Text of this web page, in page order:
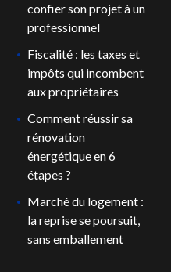
confier son projet à un
professionnel
Fiscalité : les taxes et
impôts qui incombent
aux propriétaires
Comment réussir sa
rénovation
énergétique en 6
étapes ?
Marché du logement :
la reprise se poursuit,
sans emballement